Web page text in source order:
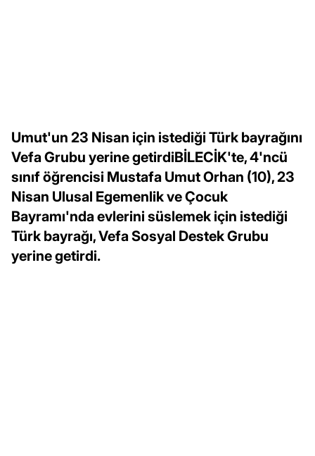
Umut'un 23 Nisan için istediği Türk bayrağını
Vefa Grubu yerine getirdiBİLECİK'te, 4'ncü
sınıf öğrencisi Mustafa Umut Orhan (10), 23
Nisan Ulusal Egemenlik ve Çocuk
Bayramı'nda evlerini süslemek için istediği
Türk bayrağı, Vefa Sosyal Destek Grubu
yerine getirdi.